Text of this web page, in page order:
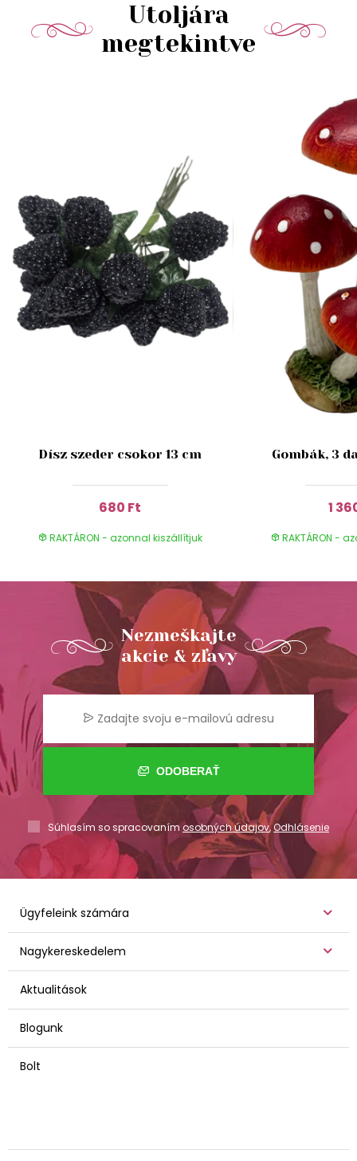
Utoljára
megtekintve
Dísz szeder csokor 13 cm
680 Ft
RAKTÁRON - azonnal kiszállítjuk
Gombák, 3
1
RAKTÁRON -
Nezmeškajte
akcie & zľavy
ODOBERAŤ
Súhlasím so spracovaním osobných údajov,Odhlásenie
Ügyfeleink számára
Nagykereskedelem
Aktualitások
Blogunk
Bolt